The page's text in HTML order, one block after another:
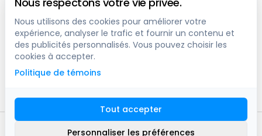
Vancouver
1200 W 73rd Ave #1415, Vancouver, BC, V6P 6G5, Canada
Calgary
444 5 Ave SW #400 Calgary, AB, T2P 2T8, Canada
2016 -2026
Nous utilisons des cookies pour améliorer votre
expérience, analyser le trafic et fournir un contenu et
des publicités personnalisés. Vous pouvez choisir les
cookies à accepter.
Politique de témoins
Tout accepter
Personnaliser les préférences